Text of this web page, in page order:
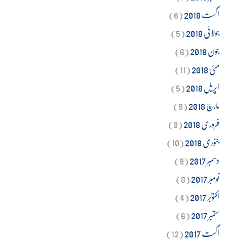
اگست 2018
(6)
جولائی 2018
(5)
جون 2018
(6)
مئی 2018
(11)
اپریل 2018
(5)
مارچ 2018
(9)
فروری 2018
(9)
جنوری 2018
(10)
دسمبر 2017
(9)
نومبر 2017
(8)
اکتوبر 2017
(4)
ستمبر 2017
(6)
اگست 2017
(12)